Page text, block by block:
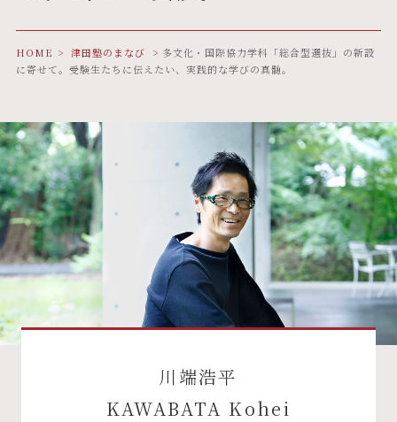
HOME 津田塾のまなび
多文化・国際協力学科「総合型選抜」の新設
に寄せて。受験生たちに伝えたい、実践的な学びの真髄。
川端浩平
KAWABATA Kohei